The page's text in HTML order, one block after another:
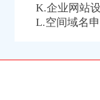
重庆公务员-
北日报网
大众网
国海关如同一关”
排的通知—
K.企业网站
L.空间域名